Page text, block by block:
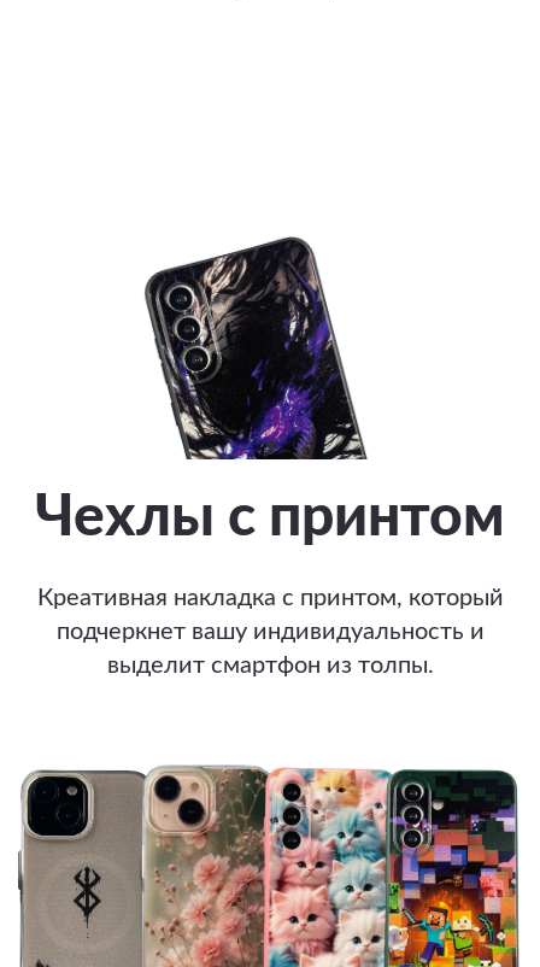
Чехлы с принтом
Креативная накладка с принтом, который
подчеркнет вашу индивидуальность и
выделит смартфон из толпы.